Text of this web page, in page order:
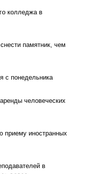
колледжа в
памятник, чем
с понедельника
человеческих
приему иностранных
в